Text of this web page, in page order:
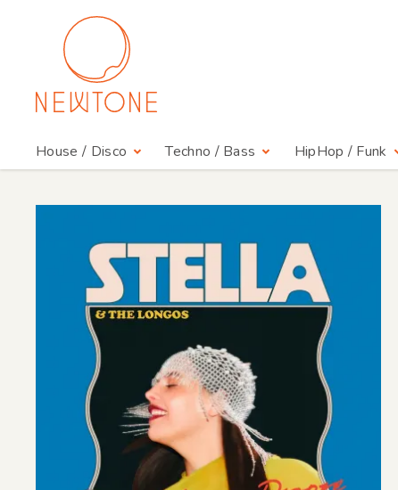
House / Disco Techno / Bass HipHop / Funk